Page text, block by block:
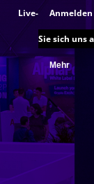
Live- Anmelden
Sie sich uns
Mehr